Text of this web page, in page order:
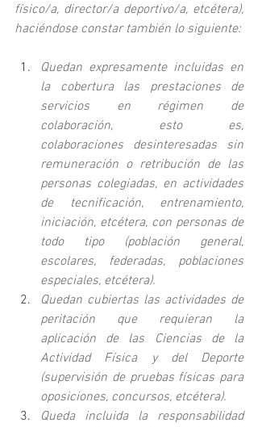
físico/a, director/a deportivo/a, etcétera),
haciéndose constar también lo siguiente:
Quedan expresamente incluidas en
la cobertura las prestaciones de
servicios en régimen de
colaboración, esto es,
colaboraciones desinteresadas sin
remuneración o retribución de las
personas colegiadas, en actividades
de tecnificación, entrenamiento,
iniciación, etcétera, con personas de
todo tipo (población general,
escolares, federadas, poblaciones
especiales, etcétera).
Quedan cubiertas las actividades de
peritación que requieran la
aplicación de las Ciencias de la
Actividad Física y del Deporte
(supervisión de pruebas físicas para
oposiciones, concursos, etcétera).
Queda incluida la responsabilidad